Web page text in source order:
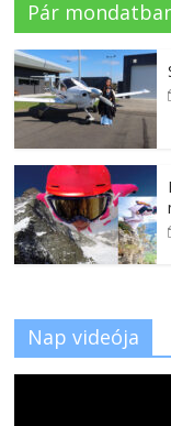
Pár
Nap videója